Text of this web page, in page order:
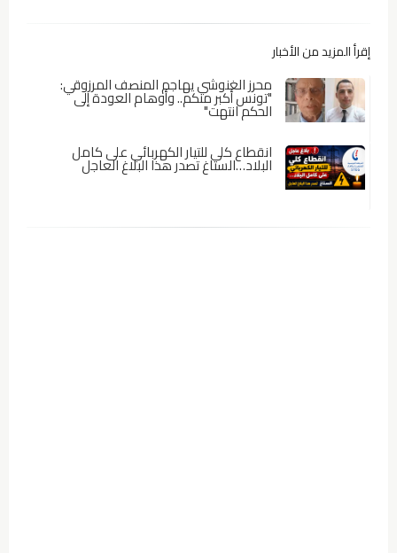
إقرأ المزيد من الأخبار
محرز الغنوشي يهاجم المنصف المرزوقي:
"تونس أكبر منكم.. وأوهام العودة إلى
الحكم انتهت"
انقطاع كلي للتيار الكهربائي على كامل
البلاد…الستاغ تصدر هذا البلاغ العاجل